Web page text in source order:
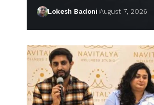
Lokesh Badoni August 7, 2026